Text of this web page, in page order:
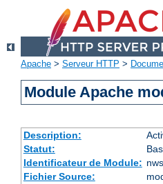
Apache > Serveur HTTP >
Module Apache
Description:
Statut:
Identificateur de Module:
Fichier Source: